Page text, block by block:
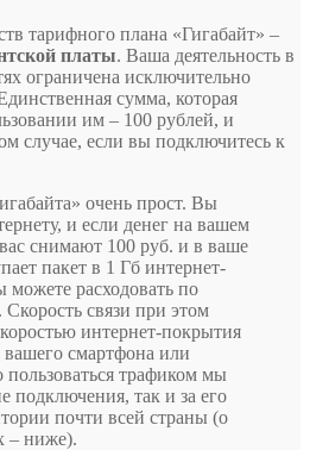
тарифного плана «Гигабайт» –
платы. Ваша деятельность в
ограничена исключительно
сумма, которая
им – 100 рублей, и
случае, если вы подключитесь к
очень прост. Вы
и если денег на вашем
снимают 100 руб. и в ваше
пакет в 1 Гб интернет-
расходовать по
связи при этом
интернет-покрытия
смартфона или
трафиком мы
подключения, так и за его
почти всей страны (о
– ниже).